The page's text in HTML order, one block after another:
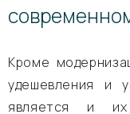
Кроме
удешевления и
является и